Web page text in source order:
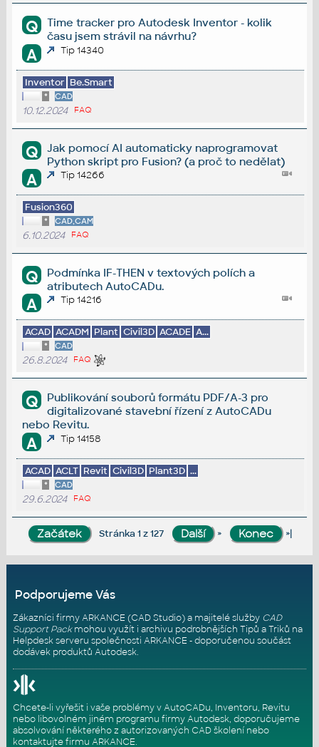
Q
Time tracker pro Autodesk Inventor - kolik
času jsem strávil na návrhu?
A Tip 14340
Inventor Be.Smart
* CAD
10.12.2024 FAQ
Q
Jak pomocí AI automaticky naprogramovat
Python skript pro Fusion? (a proč to nedělat)
A Tip 14266
Fusion360
* CAD,CAM
6.10.2024 FAQ
Q
Podmínka IF-THEN v textových polích a
atributech AutoCADu.
A Tip 14216
ACAD ACADM Plant Civil3D ACADE A...
* CAD
26.8.2024 FAQ
Q
Publikování souborů formátu PDF/A-3 pro
digitalizované stavební řízení z AutoCADu
nebo Revitu.
A Tip 14158
ACAD ACLT Revit Civil3D Plant3D ...
* CAD
29.6.2024 FAQ
Stránka 1 z 127 » »|
Podporujeme Vás
Zákazníci firmy ARKANCE (CAD Studio) a majitelé služby CAD
Support Packmohou využít i archivu podrobnějších Tipů a Triků na
Helpdesk serveru společnosti ARKANCE - doporučenou součást
dodávek produktů Autodesk.
Chcete-li vyřešit i vaše problémy v AutoCADu, Inventoru, Revitu
nebo libovolném jiném programu firmy Autodesk, doporučujeme
absolvování některého z autorizovaných CAD školenínebo
kontaktujte firmu ARKANCE.